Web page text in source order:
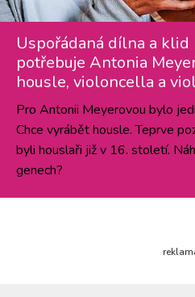
Uspořádaná dílna a klid
potřebuje Antonia
housle, violoncella a
Pro Antonii Meyerovou bylo
Chce vyrábět housle. Teprve
byli houslaři již v 16. století.
genech?